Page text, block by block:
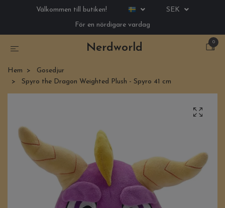
Välkommen till butiken!
SEK
För en nördigare vardag
Nerdworld
0
Hem
Gosedjur
Spyro the Dragon Weighted Plush - Spyro 41 cm